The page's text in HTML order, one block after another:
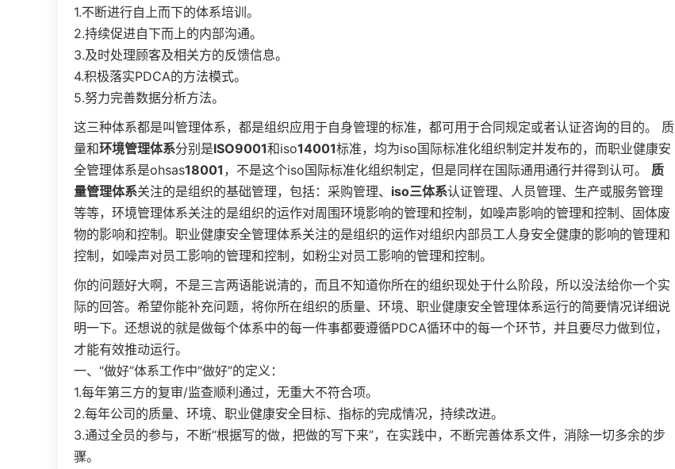
1.不断进行自上而下的体系培训。
2.持续促进自下而上的内部沟通。
3.及时处理顾客及相关方的反馈信息。
4.积极落实PDCA的方法模式。
5.努力完善数据分析方法。
这三种体系都是叫管理体系，都是组织应用于自身管理的标准，都可用于合同规定或者认证咨询的目的。 质
量和环境管理体系分别是ISO9001和iso14001标准，均为iso国际标准化组织制定并发布的，而职业健康安
全管理体系是ohsas18001 ，不是这个iso国际标准化组织制定，但是同样在国际通用通行并得到认可。 质
量管理体系关注的是组织的基础管理，包括：采购管理、 iso三体系认证管理、人员管理、生产或服务管理
等等，环境管理体系关注的是组织的运作对周围环境影响的管理和控制，如噪声影响的管理和控制、固体废
物的影响和控制。职业健康安全管理体系关注的是组织的运作对组织内部员工人身安全健康的影响的管理和
控制，如噪声对员工影响的管理和控制，如粉尘对员工影响的管理和控制。
你的问题好大啊，不是三言两语能说清的，而且不知道你所在的组织现处于什么阶段，所以没法给你一个实
际的回答。希望你能补充问题，将你所在组织的质量、环境、职业健康安全管理体系运行的简要情况详细说
明一下。还想说的就是做每个体系中的每一件事都要遵循PDCA循环中的每一个环节，并且要尽力做到位，
才能有效推动运行。
一、“做好”体系工作中“做好”的定义：
1.每年第三方的复审/监查顺利通过，无重大不符合项。
2.每年公司的质量、环境、职业健康安全目标、指标的完成情况，持续改进。
3.通过全员的参与，不断“根据写的做，把做的写下来”，在实践中，不断完善体系文件，消除一切多余的步
骤。